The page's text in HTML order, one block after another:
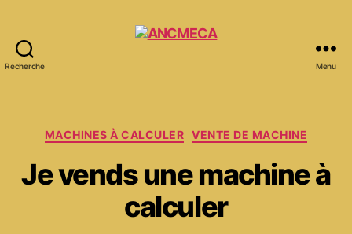
Recherche Menu
Catégories
MACHINES À CALCULER VENTE DE MACHINE
Je vends une machine à
calculer